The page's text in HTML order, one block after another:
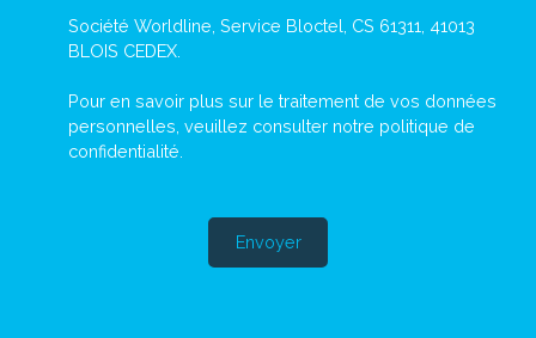
Société Worldline, Service Bloctel, CS 61311, 41013
BLOIS CEDEX.
Pour en savoir plus sur le traitement de vos données
personnelles, veuillez consulter notre politique de
confidentialité
Envoyer